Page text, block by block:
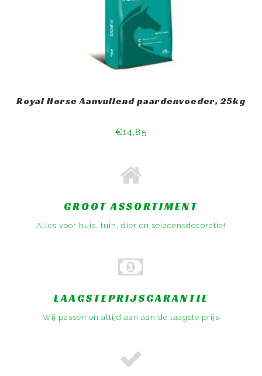
Royal Horse Aanvullend paardenvoeder, 25kg
€14,85
GROOT ASSORTIMENT
Alles voor huis, tuin, dier en seizoensdecoratie!
LAAGSTEPRIJSGARANTIE
Wij passen on altijd aan aan de laagste prijs